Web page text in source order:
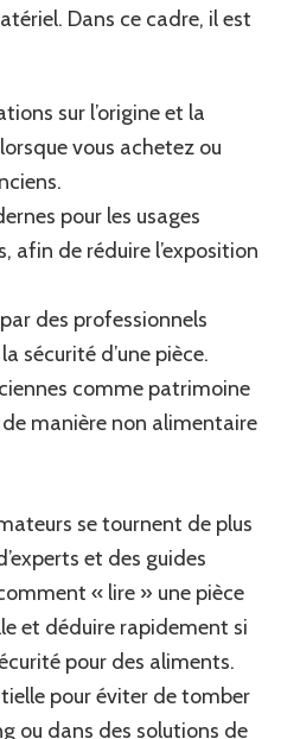
Dans ce cadre, il est
sur l’origine et la
vous achetez ou
pour les usages
afin de réduire l’exposition
des professionnels
sécurité d’une pièce.
comme patrimoine
manière non alimentaire
se tournent de plus
et des guides
« lire » une pièce
et déduire rapidement si
pour des aliments.
pour éviter de tomber
ou dans des solutions de